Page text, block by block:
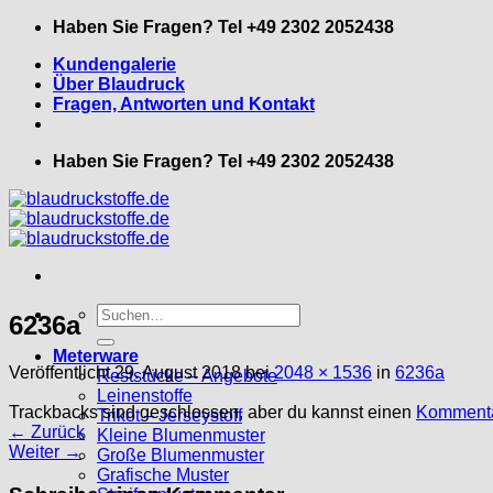
Zum
springen
Haben Sie Fragen? Tel +49 2302 2052438
Kundengalerie
Über Blaudruck
Fragen, Antworten und Kontakt
Haben Sie Fragen? Tel +49 2302 2052438
Suche
nach:
Meterware
Reststücke – Angebote
Leinenstoffe
Trikot – Jerseystoff
Kleine Blumenmuster
Große Blumenmuster
Grafische Muster
6236a
Veröffentlicht29. August 2018bei2048 × 1536 in 6236a
Trackbacks sind geschlossen, aber du kannst einen
← Zurück
Weiter →